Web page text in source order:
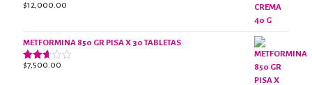
Valorado
$12,000.00
METFORMINA 850 GR PISA X 30 TABLETAS
Valorado
$7,500.00